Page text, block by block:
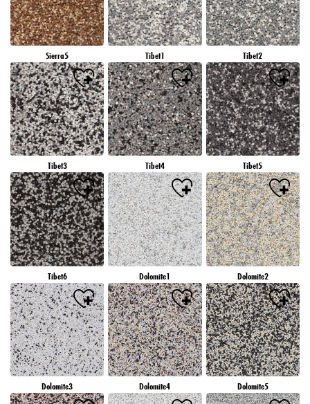
Sierra5 Tibet1 Tibet2
Tibet3 Tibet4 Tibet5
Tibet6 Dolomite1 Dolomite2
Dolomite3 Dolomite4 Dolomite5